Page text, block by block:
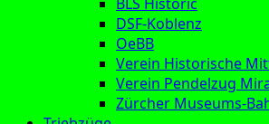
DSF-Koblenz
OeBB
Verein Historische
Verein Pendelzug
Zürcher Museums-